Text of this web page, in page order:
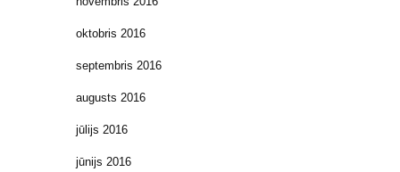
oktobris 2016
septembris 2016
augusts 2016
jūlijs 2016
jūnijs 2016